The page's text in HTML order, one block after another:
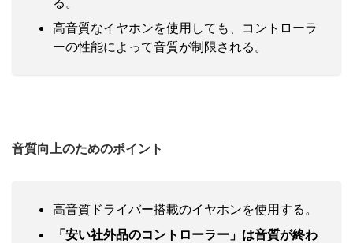
高音質なイヤホンを使用しても、コントローラ
ーの性能によって音質が制限される。
音質向上のためのポイント
高音質ドライバー搭載のイヤホンを使用する。
「安い社外品のコントローラー」は音質が終わ